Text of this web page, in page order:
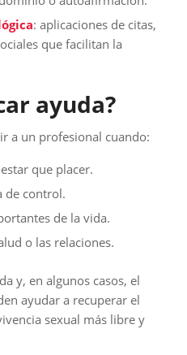
: aplicaciones de citas,
que facilitan la
ayuda?
a un profesional cuando:
que placer.
de control.
de la vida.
o las relaciones.
y, en algunos casos, el
ayudar a recuperar el
sexual más libre y